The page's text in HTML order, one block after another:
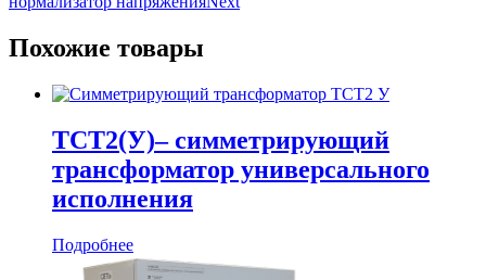
Похожие товары
ТСТ2(У)– симметрирующий
трансформатор универсального
исполнения
Подробнее